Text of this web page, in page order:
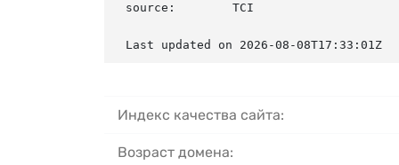
source:        TCI
Last updated on 2026-08-08T17:33:01Z
Индекс качества сайта:
Возраст домена: